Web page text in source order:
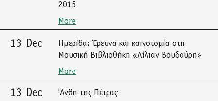
2015
More
13 Dec
Ημερίδα: Έρευνα και καινοτομία στη
Μουσική Βιβλιοθήκη «Λίλιαν Βουδούρη»
More
13 Dec
'Ανθη της Πέτρας